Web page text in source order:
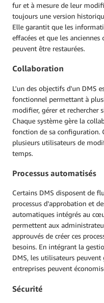
fur et à mesure de leur
toujours une version
Elle garantit que les
effacées et que les
peuvent être restaurées.
Collaboration
L'un des objectifs d'un DMS
fonctionnel permettant à
modifier, gérer et rechercher
Chaque système gère la
fonction de sa configuration.
plusieurs utilisateurs de
temps.
Processus automatisés
Certains DMS disposent de
processus d'approbation et
automatiques intégrés au
permettent aux
approuvés de créer ces
besoins. En intégrant la
DMS, les utilisateurs
entreprises peuvent
Sécurité